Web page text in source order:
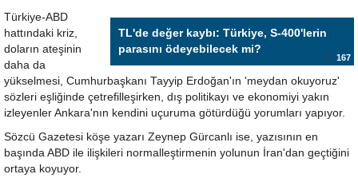
TL'de değer kaybı: Türkiye, S-400'lerin
parasını ödeyebilecek mi?
167
Türkiye-ABD
hattındaki kriz,
doların ateşinin
daha da
yükselmesi, Cumhurbaşkanı Tayyip Erdoğan'ın 'meydan okuyoruz'
sözleri eşliğinde çetrefilleşirken, dış politikayı ve ekonomiyi yakın
izleyenler Ankara'nın kendini uçuruma götürdüğü yorumları yapıyor.
Sözcü Gazetesi köşe yazarı Zeynep Gürcanlı ise, yazısının en
başında ABD ile ilişkileri normalleştirmenin yolunun İran'dan geçtiğini
ortaya koyuyor.